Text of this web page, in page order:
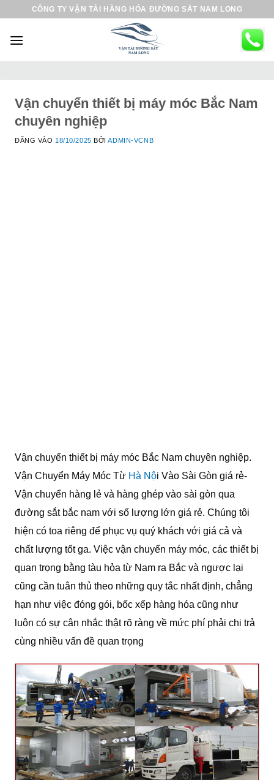
CÔNG TY VẬN TẢI HÀNG HÓA ĐƯỜNG SẮT NAM LONG
Vận chuyển thiết bị máy móc Bắc Nam
chuyên nghiệp
ĐĂNG VÀO 18/10/2025 BỞIADMIN-VCNB
Vận chuyển thiết bị máy móc Bắc Nam chuyên nghiệp.
Vận Chuyển Máy Móc Từ Hà Nội Vào Sài Gòn giá rẻ-
Vận chuyển hàng lẻ và hàng ghép vào sài gòn qua
đường sắt bắc nam với số lượng lớn giá rẻ. Chúng tôi
hiện có toa riêng để phục vụ quý khách với giá cả và
chất lượng tốt ga. Việc vận chuyển máy móc, các thiết bị
quan trọng bằng tàu hỏa từ Nam ra Bắc và ngược lại
cũng cần tuân thủ theo những quy tắc nhất định, chẳng
hạn như việc đóng gói, bốc xếp hàng hóa cũng như
luôn có sự cân nhắc thật rõ ràng về mức phí phải chi trả
cùng nhiều vấn đề quan trọng